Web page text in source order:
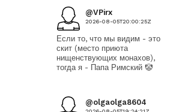
@VPirx
2026-08-05T20:00:25Z
Если то, что мы видим - это
скит (место приюта
нищенствующих монахов),
тогда я - Папа Римский 🤡
@olgaolga8604